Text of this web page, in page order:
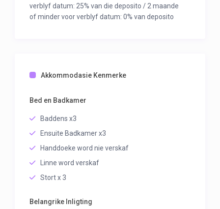
verblyf datum: 25% van die deposito / 2 maande
of minder voor verblyf datum: 0% van deposito
Akkommodasie Kenmerke
Bed en Badkamer
Baddens x3
Ensuite Badkamer x3
Handdoeke word nie verskaf
Linne word verskaf
Stort x 3
Belangrike Inligting